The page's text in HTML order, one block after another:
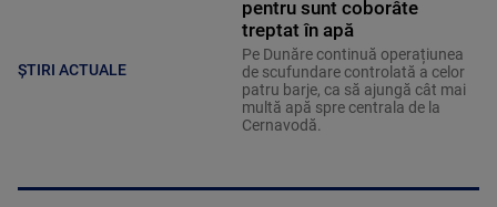
ȘTIRI ACTUALE
pentru sunt coborâte
treptat în apă
Pe Dunăre continuă operațiunea
de scufundare controlată a celor
patru barje, ca să ajungă cât mai
multă apă spre centrala de la
Cernavodă.